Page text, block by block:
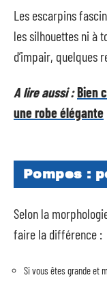
Les escarpins
les silhouettes ni à
d’impair, quelques
A lire aussi :Bien
une robe élégante
Pompes :
Selon la
faire la différence :
Si vous êtes grande et